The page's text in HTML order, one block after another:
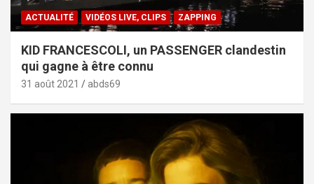
ACTUALITÉ VIDÉOS LIVE, CLIPS ZAPPING
KID FRANCESCOLI, un PASSENGER clandestin
qui gagne à être connu
31 août 2021 abds69